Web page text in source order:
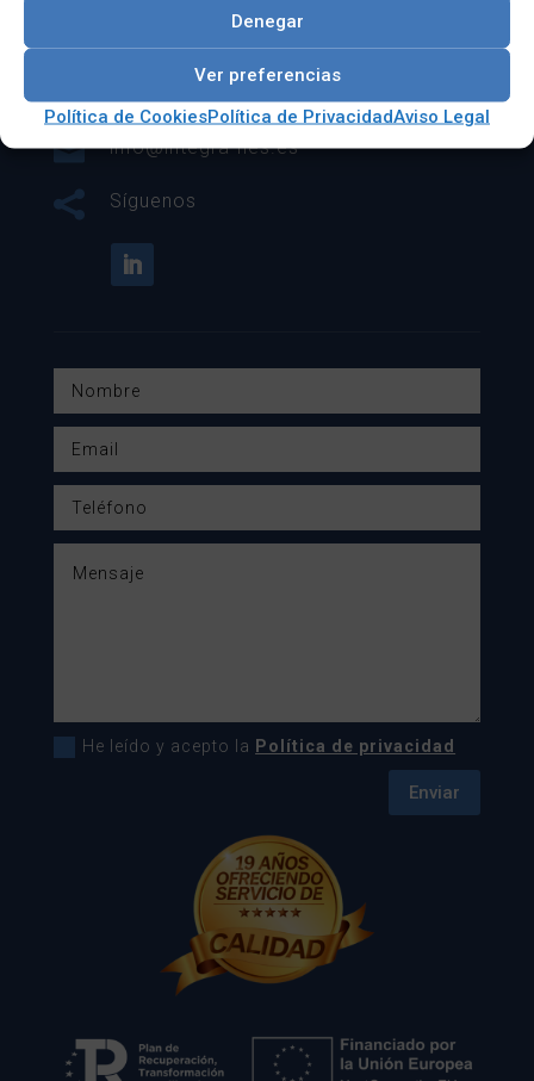
Denegar
Ver preferencias
Política de CookiesPolítica de PrivacidadAviso Legal
C/ Fundición Nº4 Bis Nave 57 28522

 info@integra-nes.es
 Síguenos
He leído y acepto la Política de privacidad
Enviar